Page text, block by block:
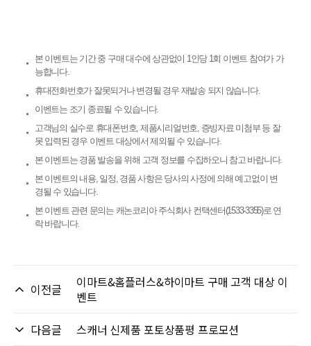
본 이벤트는 기간 중 구매 대수에 상관없이 1인당 1회 이벤트 참여가 가
능합니다.
휴대전화번호가 잘못되거나 변경될 경우 재발송 되지 않습니다.
이벤트는 조기 종료될 수 있습니다.
고객님의 실수로 휴대폰번호, 제품시리얼번호, 증빙자료 미첨부 등 잘
못 입력된 경우 이벤트 대상에서 제외될 수 있습니다.
본 이벤트는 경품 발송을 위해 고객 정보를 수집하오니 참고 바랍니다.
본 이벤트의 내용, 일정, 경품 사항은 당사의 사정에 의해 예고없이 변
경될 수 있습니다.
본 이벤트 관련 문의는 캐논코리아 주식회사 컨택센터(1533-3355)로 연
락 바랍니다.
이전글
이마트&홈플러스&하이마트 구매 고객 대상 이
벤트
다음글
스캐너 신제품 포토상품평 프로모션